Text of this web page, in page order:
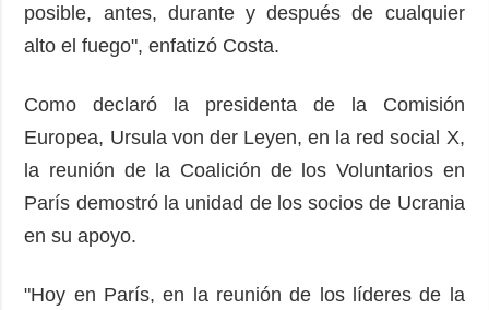
posible, antes, durante y después de cualquier
alto el fuego", enfatizó Costa.
Como declaró la presidenta de la Comisión
Europea, Ursula von der Leyen, en la red social X,
la reunión de la Coalición de los Voluntarios en
París demostró la unidad de los socios de Ucrania
en su apoyo.
"Hoy en París, en la reunión de los líderes de la